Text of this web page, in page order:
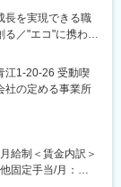
す。
す。
期間後正社員登用
らなかったのは１
場合のみ）
長を実現できる職
／"エコ"に携わる
環型社会の実現に
、工場設備や施
用を進めていま
トし、将来的に
江1-20-26 受動喫
社の定める事業所
給制＜賃金内訳＞
固定手当/月：